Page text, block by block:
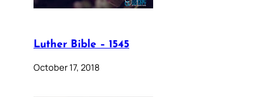
Luther Bible – 1545
October 17, 2018